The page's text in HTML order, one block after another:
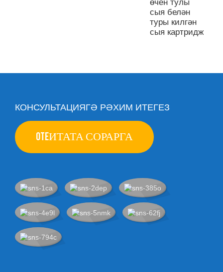
өчен тулы
сыя белән
туры килгән
сыя картридж
КОНСУЛЬТАЦИЯГӘ РӘХИМ ИТЕГЕЗ
OTEИТАТА СОРАРГА